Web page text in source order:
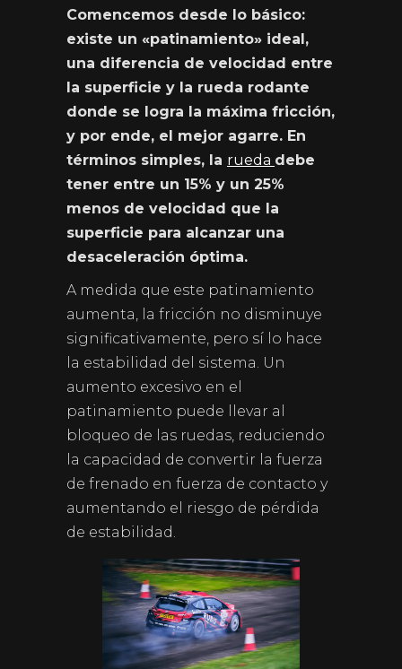
Comencemos desde lo básico:
existe un «patinamiento» ideal,
una diferencia de velocidad entre
la superficie y la rueda rodante
donde se logra la máxima fricción,
y por ende, el mejor agarre. En
términos simples, la rueda debe
tener entre un 15% y un 25%
menos de velocidad que la
superficie para alcanzar una
desaceleración óptima.
A medida que este patinamiento
aumenta, la fricción no disminuye
significativamente, pero sí lo hace
la estabilidad del sistema. Un
aumento excesivo en el
patinamiento puede llevar al
bloqueo de las ruedas, reduciendo
la capacidad de convertir la fuerza
de frenado en fuerza de contacto y
aumentando el riesgo de pérdida
de estabilidad.